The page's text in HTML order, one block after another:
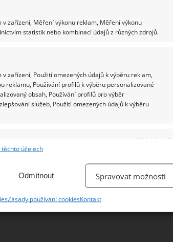
zařízení, Měření výkonu reklam, Měření výkonu
statistik nebo kombinací údajů z různých zdrojů.
zařízení, Použití omezených údajů k výběru reklam,
reklamu, Používání profilů k výběru personalizované
obsah, Používání profilů pro výběr
služeb, Použití omezených údajů k výběru
Vždy aktivní
přenášených informací.
těchto účelech
Odmítnout Spravovat možnosti
Zásady používání cookiesKontakt
ŽHAVÉ